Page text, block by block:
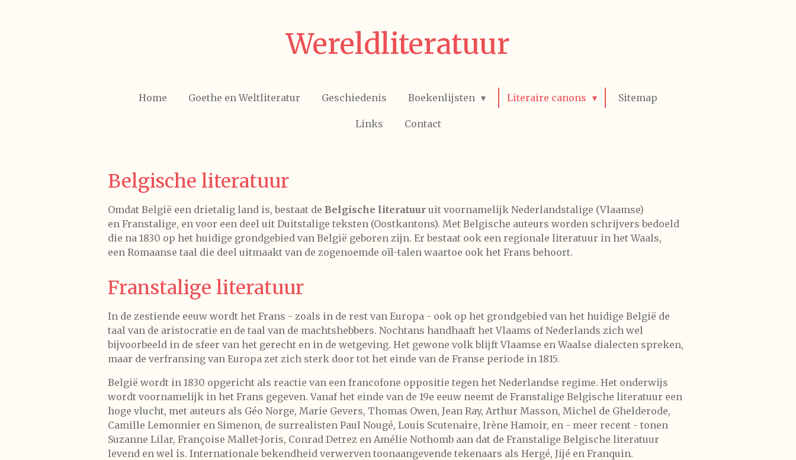
Wereldliteratuur
Home Goethe en Weltliteratur Geschiedenis Boekenlijsten Literaire canons Sitemap
Links Contact
Belgische literatuur
Omdat België een drietalig land is, bestaat de Belgische literatuur uit voornamelijk Nederlandstalige (Vlaamse)
en Franstalige, en voor een deel uit Duitstalige teksten (Oostkantons). Met Belgische auteurs worden schrijvers bedoeld
die na 1830 op het huidige grondgebied van België geboren zijn. Er bestaat ook een regionale literatuur in het Waals,
een Romaanse taal die deel uitmaakt van de zogenoemde oïl-talen waartoe ook het Frans behoort.
Franstalige literatuur
In de zestiende eeuw wordt het Frans - zoals in de rest van Europa - ook op het grondgebied van het huidige België de
taal van de aristocratie en de taal van de machtshebbers. Nochtans handhaaft het Vlaams of Nederlands zich wel
bijvoorbeeld in de sfeer van het gerecht en in de wetgeving. Het gewone volk blijft Vlaamse en Waalse dialecten spreken,
maar de verfransing van Europa zet zich sterk door tot het einde van de Franse periode in 1815.
België wordt in 1830 opgericht als reactie van een francofone oppositie tegen het Nederlandse regime. Het onderwijs
wordt voornamelijk in het Frans gegeven. Vanaf het einde van de 19e eeuw neemt de Franstalige Belgische literatuur een
hoge vlucht, met auteurs als Géo Norge, Marie Gevers, Thomas Owen, Jean Ray, Arthur Masson, Michel de Ghelderode,
Camille Lemonnier en Simenon, de surrealisten Paul Nougé, Louis Scutenaire, Irène Hamoir, en - meer recent - tonen
Suzanne Lilar, Françoise Mallet-Joris, Conrad Detrez en Amélie Nothomb aan dat de Franstalige Belgische literatuur
levend en wel is. Internationale bekendheid verwerven toonaangevende tekenaars als Hergé, Jijé en Franquin.